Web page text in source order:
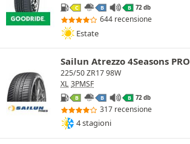
C B B 72 db
644 recensione
Estate
Sailun Atrezzo 4Seasons PRO
225/50 ZR17 98W
XL 3PMSF
B B B 72 db
317 recensione
4 stagioni